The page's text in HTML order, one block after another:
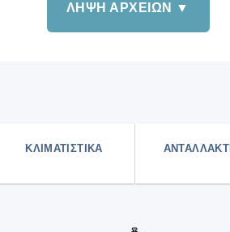
ΛΗΨΗ ΑΡΧΕΙΩΝ ▼
ΚΛΙΜΑΤΙΣΤΙΚΑ